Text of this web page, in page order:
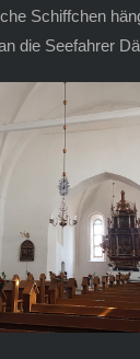
Schiffchen
die Seefahrer